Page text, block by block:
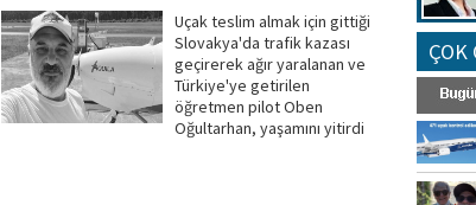
Uçak teslim almak için gittiği
Slovakya'da trafik kazası
geçirerek ağır yaralanan ve
Türkiye'ye getirilen
öğretmen pilot Oben
Oğultarhan, yaşamını yitirdi
ÇOK